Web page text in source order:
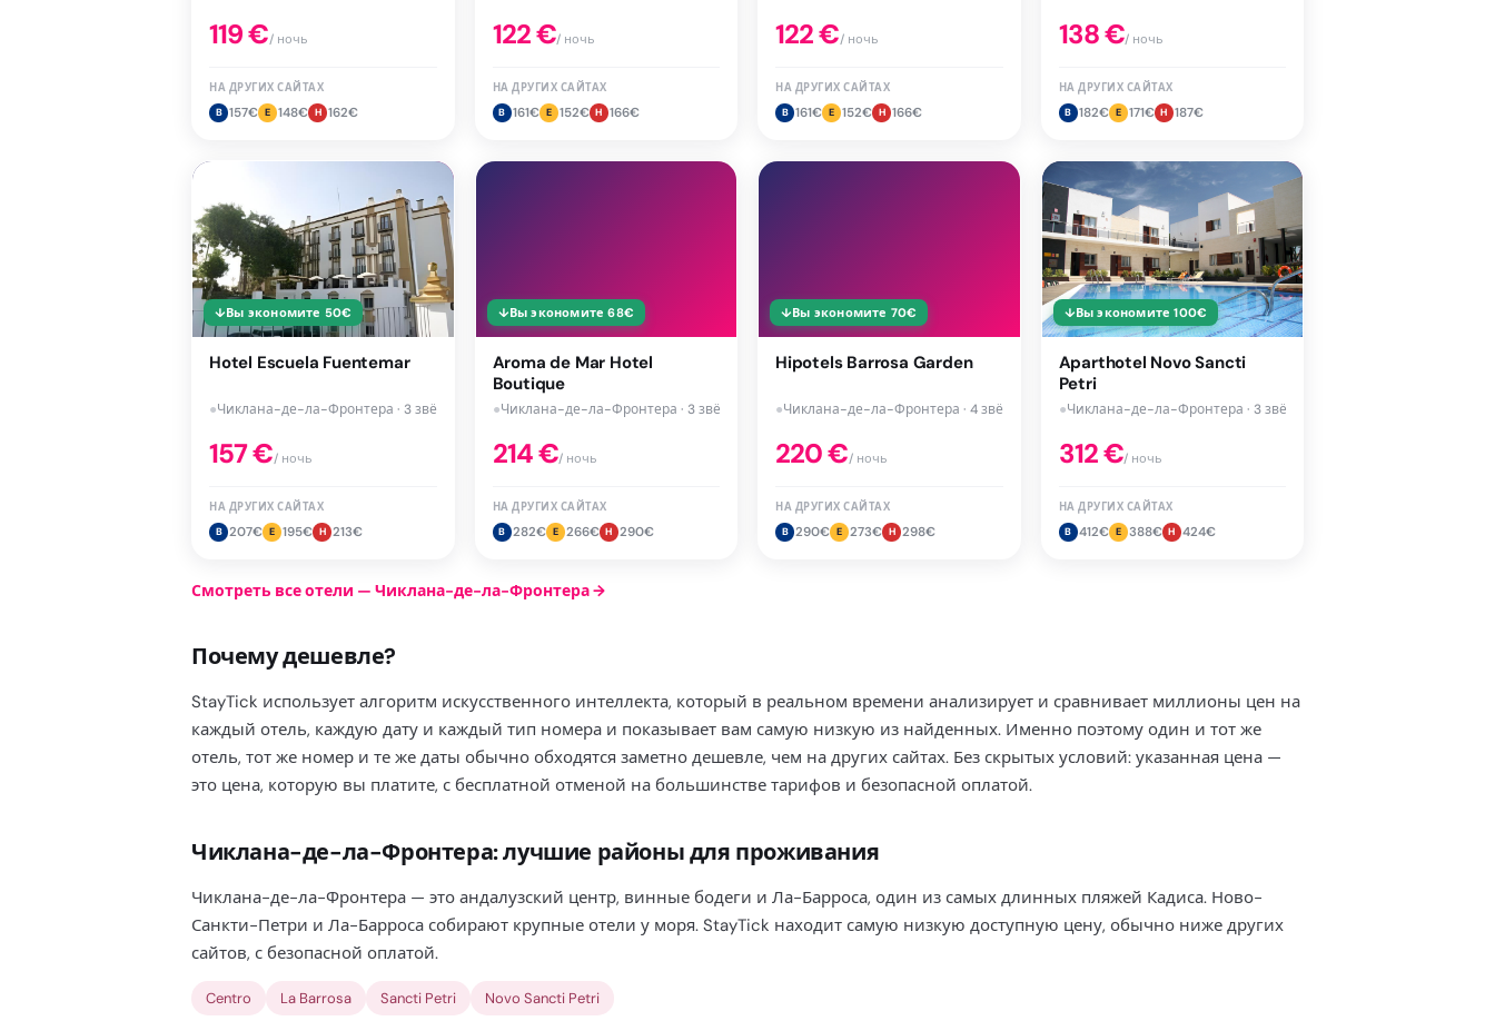
119€/ ночь
НА ДРУГИХ САЙТАХ
B 157€ E 148€ H 162€
122€/ ночь
НА ДРУГИХ САЙТАХ
B 161€ E 152€ H 166€
122€/ ночь
НА ДРУГИХ САЙТАХ
B 161€ E 152€ H 166€
138€/ ночь
НА ДРУГИХ САЙТАХ
B 182€ E 171€ H 187€
↓Вы экономите 50€
Hotel Escuela Fuentemar
●Чиклана-де-ла-Фронтера · 3 звёзд
157€/ ночь
НА ДРУГИХ САЙТАХ
B 207€ E 195€ H 213€
↓Вы экономите 68€
Aroma de Mar Hotel
Boutique
●Чиклана-де-ла-Фронтера · 3 звёзд
214€/ ночь
НА ДРУГИХ САЙТАХ
B 282€ E 266€ H 290€
↓Вы экономите 70€
Hipotels Barrosa Garden
●Чиклана-де-ла-Фронтера · 4 звёзд
220€/ ночь
НА ДРУГИХ САЙТАХ
B 290€ E 273€ H 298€
↓Вы экономите 100€
Aparthotel Novo Sancti
Petri
●Чиклана-де-ла-Фронтера · 3 звёзд
312€/ ночь
НА ДРУГИХ САЙТАХ
B 412€ E 388€ H 424€
Смотреть все отели — Чиклана-де-ла-Фронтера→
Почему дешевле?
StayTick использует алгоритм искусственного интеллекта, который в реальном времени анализирует и сравнивает миллионы цен на
каждый отель, каждую дату и каждый тип номера и показывает вам самую низкую из найденных. Именно поэтому один и тот же
отель, тот же номер и те же даты обычно обходятся заметно дешевле, чем на других сайтах. Без скрытых условий: указанная цена —
это цена, которую вы платите, с бесплатной отменой на большинстве тарифов и безопасной оплатой.
Чиклана-де-ла-Фронтера: лучшие районы для проживания
Чиклана-де-ла-Фронтера — это андалузский центр, винные бодеги и Ла-Барроса, один из самых длинных пляжей Кадиса. Ново-
Санкти-Петри и Ла-Барроса собирают крупные отели у моря. StayTick находит самую низкую доступную цену, обычно ниже других
сайтов, с безопасной оплатой.
Centro La Barrosa Sancti Petri Novo Sancti Petri